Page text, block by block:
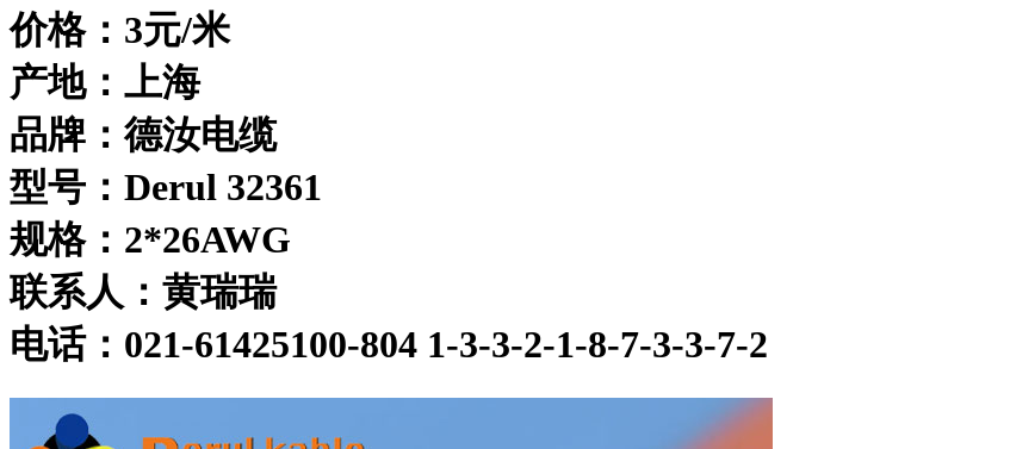
价格： 3元/米
产地：上海
品牌：德汝电缆
型号：Derul 32361
规格：2*26AWG
联系人： 黄瑞瑞
电话：021-61425100-804 1-3-3-2-1-8-7-3-3-7-2